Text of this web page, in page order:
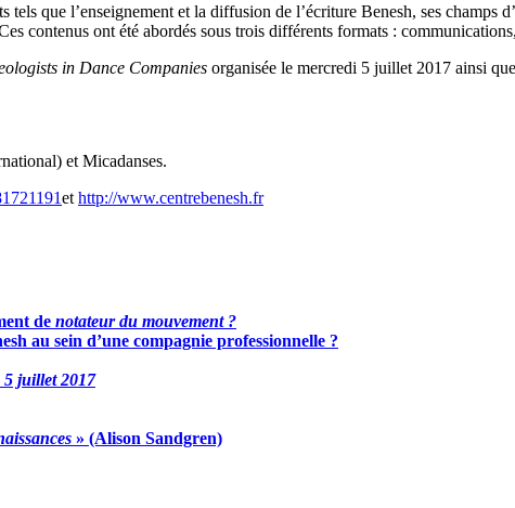
que l’enseignement et la diffusion de l’écriture Benesh, ses champs
contenus ont été abordés sous trois différents formats :
in Dance Companies organisée le mercredi 5 juillet 2017 ainsi
et Micadanses.
et http://www.centrebenesh.fr
de notateur du mouvement ?
au sein d’une compagnie professionnelle ?
5 juillet 2017
» (Alison Sandgren)